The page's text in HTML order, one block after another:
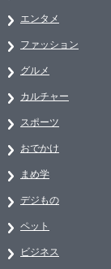
エンタメ
ファッション
グルメ
カルチャー
スポーツ
おでかけ
まめ学
デジもの
ペット
ビジネス